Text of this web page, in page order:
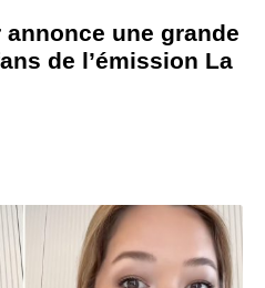
une grande
de l’émission La